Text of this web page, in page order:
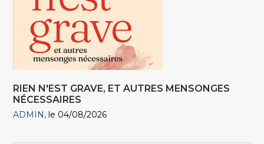
RIEN N'EST GRAVE, ET AUTRES MENSONGES
NÉCESSAIRES
ADMIN le 04/08/2026